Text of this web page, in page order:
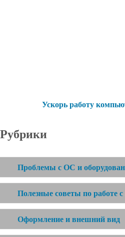
Ускорь работу
Рубрики
Проблемы с ОС и
Полезные советы по работе с
Оформление и внешний вид